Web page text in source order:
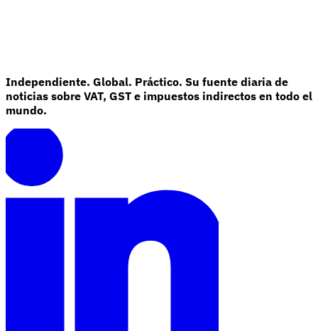
Independiente. Global. Práctico. Su fuente diaria de
noticias sobre VAT, GST e impuestos indirectos en todo el
mundo.